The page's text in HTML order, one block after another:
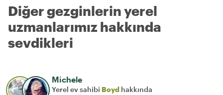
Diğer gezginlerin yerel
uzmanlarımız hakkında
sevdikleri
Michele
Yerel ev sahibi Boyd hakkında